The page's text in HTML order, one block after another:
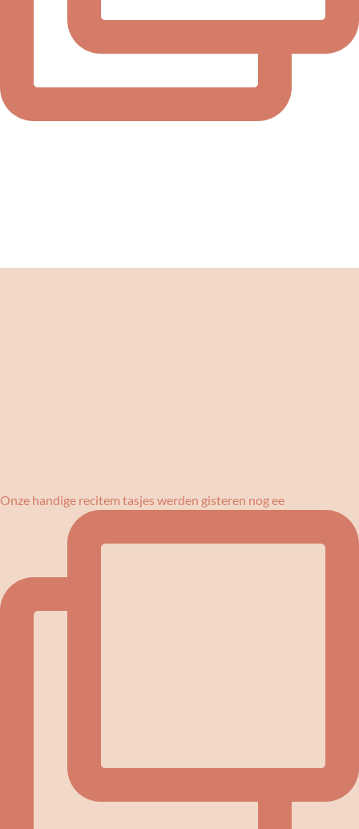
Onze handige recitem tasjes werden gisteren nog ee